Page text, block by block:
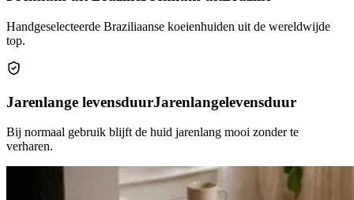
Handgeselecteerde Braziliaanse koeienhuiden uit de wereldwijde
top.
Jarenlange levensduurJarenlangelevensduur
Bij normaal gebruik blijft de huid jarenlang mooi zonder te
verharen.